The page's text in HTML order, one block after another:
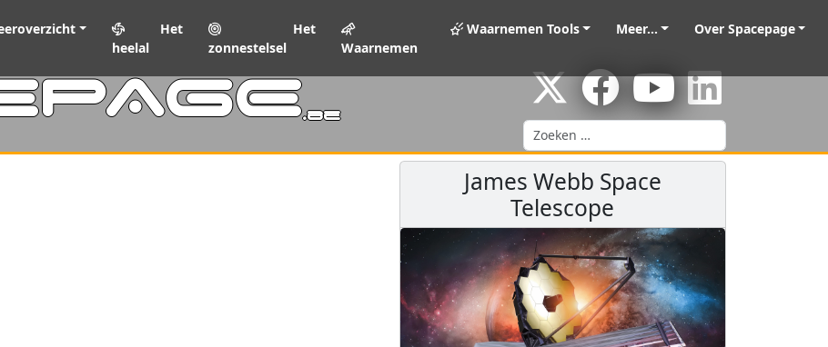
Het
heelal
Het
zonnestelsel
Waarnemen
Waarnemen Tools Meer... Over Spacepage
.be
Zoeken
James Webb Space
Telescope